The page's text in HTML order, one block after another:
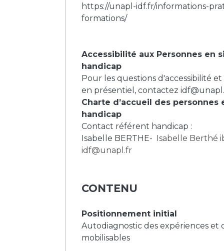
https://unapl-idf.fr/informations-
formations/
Accessibilité aux Personnes en
handicap
Pour les questions d'accessibilité
en présentiel, contactez
Charte d’accueil des personnes
handicap
Contact référent handicap :
Isabelle BERTHE- Isabelle Berthé
idf@unapl.fr
CONTENU
Positionnement initial
Autodiagnostic des expériences et
mobilisables